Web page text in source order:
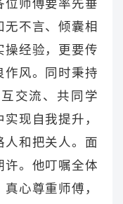
位师傅要率先垂
不言、倾囊相
操经验，更要传
作风。同时秉持
交流、共同学
现自我提升，
人和把关人。面
许。他叮嘱全体
心尊重师傅，